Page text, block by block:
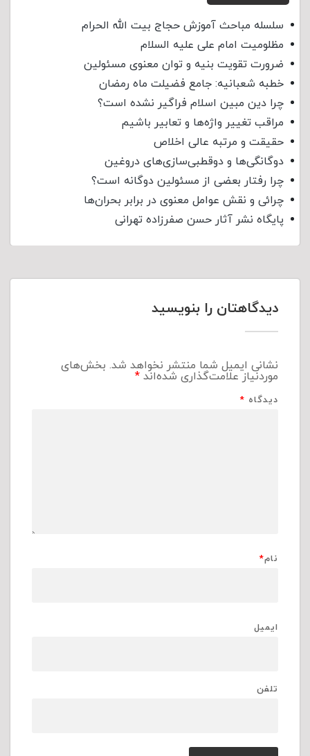
سلسله مباحث آموزش حجاج بیت الله الحرام
مظلومیت امام علی علیه السلام
ضرورت تقویت بنیه و توان معنوی مسئولین
خطبه شعبانیه: جامع فضیلت ماه رمضان
چرا دین مبین اسلام فراگیر نشده است؟
مراقب تغییر واژه‌ها و تعابیر باشیم
حقیقت و مرتبه عالی اخلاص
دوگانگی‌ها و دوقطبی‌سازی‌های دروغین
چرا رفتار بعضی از مسئولین دوگانه است؟
چرائی و نقش عوامل معنوی در برابر بحران‌ها
پایگاه نشر آثار حسن صفرزاده تهرانی
دیدگاهتان را بنویسید
نشانی ایمیل شما منتشر نخواهد شد. بخش‌های
موردنیاز علامت‌گذاری شده‌اند*
دیدگاه *
نام*
ایمیل
تلفن